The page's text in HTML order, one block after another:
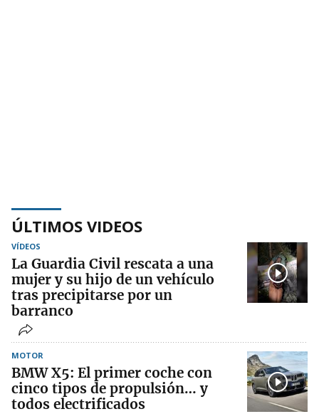
ÚLTIMOS VIDEOS
VÍDEOS
La Guardia Civil rescata a una
mujer y su hijo de un vehículo
tras precipitarse por un
barranco
MOTOR
BMW X5: El primer coche con
cinco tipos de propulsión… y
todos electrificados